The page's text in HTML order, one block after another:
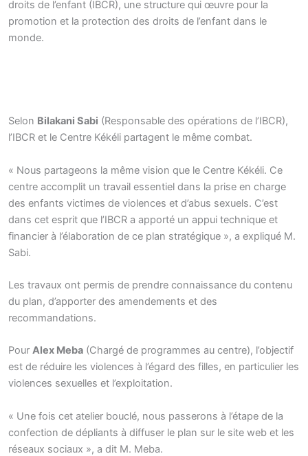
droits de l’enfant (IBCR), une structure qui œuvre pour la
promotion et la protection des droits de l’enfant dans le
monde.
Selon Bilakani Sabi (Responsable des opérations de l’IBCR),
l’IBCR et le Centre Kékéli partagent le même combat.
« Nous partageons la même vision que le Centre Kékéli. Ce
centre accomplit un travail essentiel dans la prise en charge
des enfants victimes de violences et d’abus sexuels. C’est
dans cet esprit que l’IBCR a apporté un appui technique et
financier à l’élaboration de ce plan stratégique », a expliqué M.
Sabi.
Les travaux ont permis de prendre connaissance du contenu
du plan, d’apporter des amendements et des
recommandations.
Pour Alex Meba (Chargé de programmes au centre), l’objectif
est de réduire les violences à l’égard des filles, en particulier les
violences sexuelles et l’exploitation.
« Une fois cet atelier bouclé, nous passerons à l’étape de la
confection de dépliants à diffuser le plan sur le site web et les
réseaux sociaux », a dit M. Meba.